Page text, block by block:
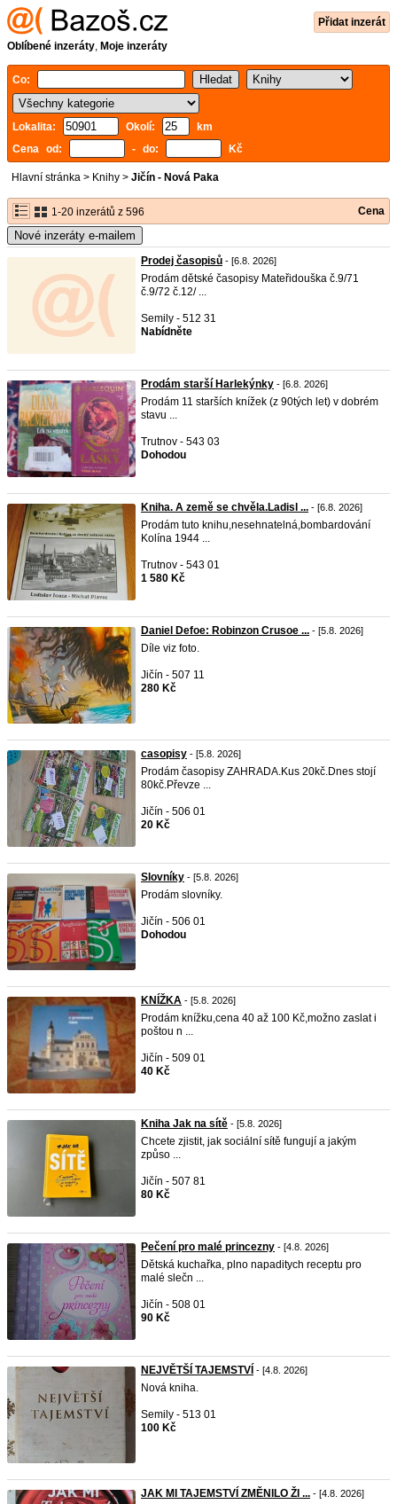
Přidat inzerát
Oblíbené inzeráty, Moje inzeráty
Co:
Lokalita: Okolí:
km
Cena od:
- do: Kč
Hlavní stránka > Knihy > Jičín - Nová Paka
1-20 inzerátů z 596 Cena
Nové inzeráty e-mailem
Prodej časopisů - [6.8. 2026]
Prodám dětské časopisy Mateřidouška č.9/71
č.9/72 č.12/ ...
Semily - 512 31
Nabídněte
Prodám starší Harlekýnky - [6.8. 2026]
Prodám 11 starších knížek (z 90tých let) v dobrém
stavu ...
Trutnov - 543 03
Dohodou
Kniha. A země se chvěla.Ladisl ... - [6.8. 2026]
Prodám tuto knihu,nesehnatelná,bombardování
Kolína 1944 ...
Trutnov - 543 01
1 580 Kč
Daniel Defoe: Robinzon Crusoe ... - [5.8. 2026]
Díle viz foto.
Jičín - 507 11
280 Kč
casopisy - [5.8. 2026]
Prodám časopisy ZAHRADA.Kus 20kč.Dnes stojí
80kč.Převze ...
Jičín - 506 01
20 Kč
Slovníky - [5.8. 2026]
Prodám slovníky.
Jičín - 506 01
Dohodou
KNÍŽKA - [5.8. 2026]
Prodám knížku,cena 40 až 100 Kč,možno zaslat i
poštou n ...
Jičín - 509 01
40 Kč
Kniha Jak na sítě - [5.8. 2026]
Chcete zjistit, jak sociální sítě fungují a jakým
způso ...
Jičín - 507 81
80 Kč
Pečení pro malé princezny - [4.8. 2026]
Dětská kuchařka, plno napaditych receptu pro
malé slečn ...
Jičín - 508 01
90 Kč
NEJVĚTŠÍ TAJEMSTVÍ - [4.8. 2026]
Nová kniha.
Semily - 513 01
100 Kč
JAK MI TAJEMSTVÍ ZMĚNILO ŽI ... - [4.8. 2026]